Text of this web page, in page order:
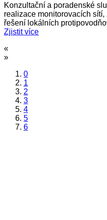
Konzultační a poradenské
realizace monitorovacích
řešení lokálních
Zjistit více
«
»
0
1
2
3
4
5
6